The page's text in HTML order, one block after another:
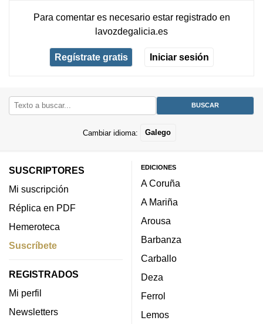
Para comentar es necesario estar registradoen
lavozdegalicia.es
Regístrate gratis Iniciar sesión
Cambiar idioma: Galego
SUSCRIPTORES
Mi suscripción
Réplica en PDF
Hemeroteca
Suscríbete
REGISTRADOS
Mi perfil
Newsletters
EDICIONES
A Coruña
A Mariña
Arousa
Barbanza
Carballo
Deza
Ferrol
Lemos